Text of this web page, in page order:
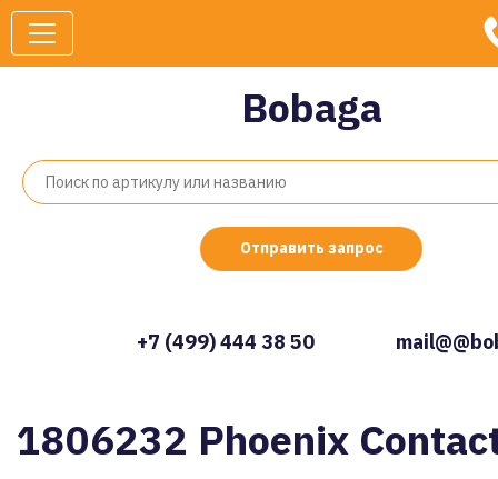
Bobaga
Отправить запрос
+7 (499) 444 38 50
1806232 Phoenix